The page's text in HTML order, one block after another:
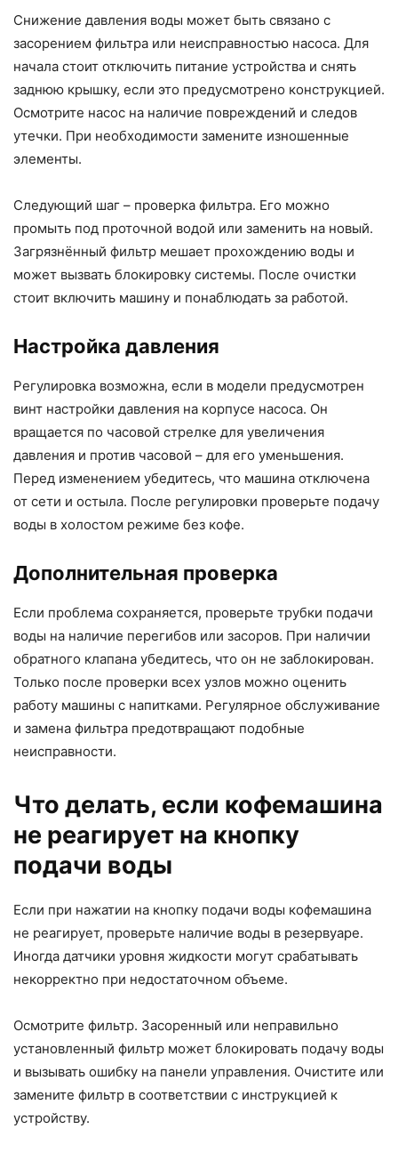
Снижение давления воды может быть связано с
засорением фильтра или неисправностью насоса. Для
начала стоит отключить питание устройства и снять
заднюю крышку, если это предусмотрено конструкцией.
Осмотрите насос на наличие повреждений и следов
утечки. При необходимости замените изношенные
элементы.
Следующий шаг – проверка фильтра. Его можно
промыть под проточной водой или заменить на новый.
Загрязнённый фильтр мешает прохождению воды и
может вызвать блокировку системы. После очистки
стоит включить машину и понаблюдать за работой.
Настройка давления
Регулировка возможна, если в модели предусмотрен
винт настройки давления на корпусе насоса. Он
вращается по часовой стрелке для увеличения
давления и против часовой – для его уменьшения.
Перед изменением убедитесь, что машина отключена
от сети и остыла. После регулировки проверьте подачу
воды в холостом режиме без кофе.
Дополнительная проверка
Если проблема сохраняется, проверьте трубки подачи
воды на наличие перегибов или засоров. При наличии
обратного клапана убедитесь, что он не заблокирован.
Только после проверки всех узлов можно оценить
работу машины с напитками. Регулярное обслуживание
и замена фильтра предотвращают подобные
неисправности.
Что делать, если кофемашина
не реагирует на кнопку
подачи воды
Если при нажатии на кнопку подачи воды кофемашина
не реагирует, проверьте наличие воды в резервуаре.
Иногда датчики уровня жидкости могут срабатывать
некорректно при недостаточном объеме.
Осмотрите фильтр. Засоренный или неправильно
установленный фильтр может блокировать подачу воды
и вызывать ошибку на панели управления. Очистите или
замените фильтр в соответствии с инструкцией к
устройству.